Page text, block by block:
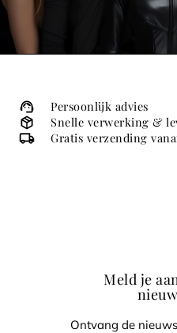
Persoonlijk advies
Snelle verwerking &
Gratis verzending
Meld je
Ontvang de